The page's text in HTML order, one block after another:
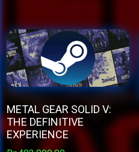
product
has
multiple
variants.
The
options
may
METAL GEAR SOLID V:
THE DEFINITIVE
EXPERIENCE